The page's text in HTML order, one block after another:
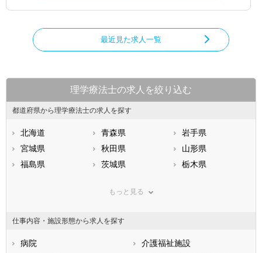
最近見た求人一覧
理学療法士の求人を絞り込む
都道府県から理学療法士の求人を探す
北海道 青森県
岩手県
宮城県
秋田県
山形県
福島県
茨城県
栃木県
神奈川県
石川県
福井県
静岡県
三重県
もっと見る
仕事内容・施設形態から求人を探す
病院
介護福祉施設